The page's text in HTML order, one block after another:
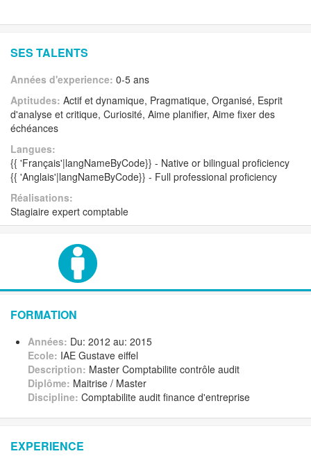
SES TALENTS
Années d'experience: 0-5 ans
Aptitudes: Actif et dynamique, Pragmatique, Organisé, Esprit
d'analyse et critique, Curiosité, Aime planifier, Aime fixer des
échéances
Langues:
{{ 'Français'|langNameByCode}} - Native or bilingual proficiency
{{ 'Anglais'|langNameByCode}} - Full professional proficiency
Réalisations:
Stagiaire expert comptable
FORMATION
Années: Du: 2012 au: 2015
Ecole: IAE Gustave eiffel
Description: Master Comptabilite contrôle audit
Diplôme: Maitrise / Master
Discipline: Comptabilite audit finance d'entreprise
EXPERIENCE